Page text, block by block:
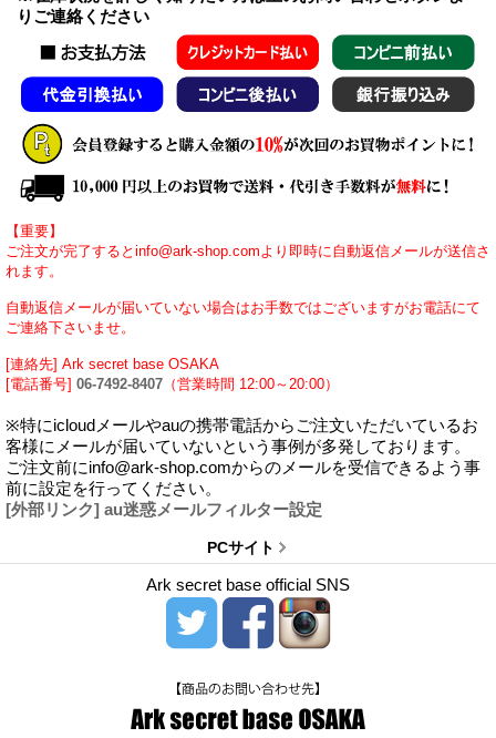
りご連絡ください
【重要】
ご注文が完了するとinfo@ark-shop.comより即時に自動返信メールが送信さ
れます。
自動返信メールが届いていない場合はお手数ではございますがお電話にて
ご連絡下さいませ。
[連絡先] Ark secret base OSAKA
[電話番号] 06-7492-8407 （営業時間 12:00～20:00）
※特にicloudメールやauの携帯電話からご注文いただいているお
客様にメールが届いていないという事例が多発しております。
ご注文前にinfo@ark-shop.comからのメールを受信できるよう事
前に設定を行ってください。
[外部リンク] au迷惑メールフィルター設定
PCサイト
Ark secret base official SNS